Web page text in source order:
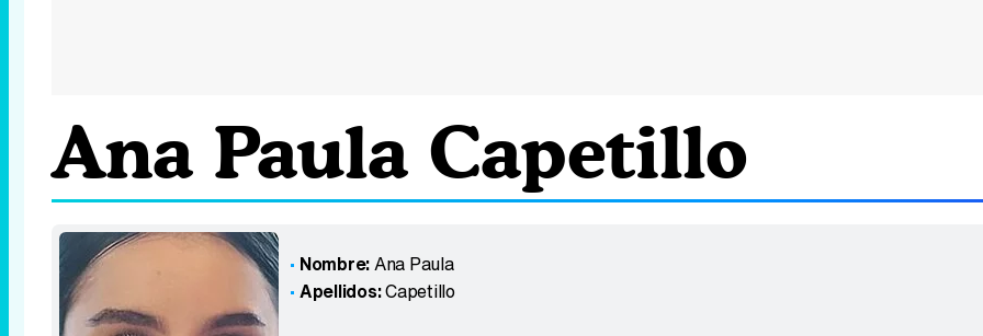
Ana Paula Capetillo
Nombre:Ana Paula
Apellidos:Capetillo